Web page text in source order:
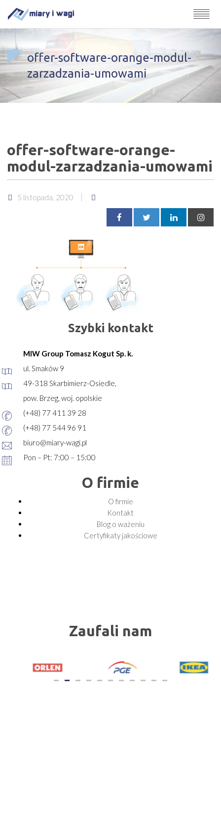
offer-software-orange-modul-
zarzadzania-umowami
offer-software-orange-
modul-zarzadzania-umowami
5 listopada, 2020
Szybki kontakt
MIW Group Tomasz Kogut Sp. k.
ul. Smaków 9
49-318 Skarbimierz-Osiedle,
pow. Brzeg, woj. opolskie
(+48) 77 411 39 28
(+48) 77 544 96 91
biuro@miary-wagi.pl
Pon – Pt: 7:00 – 15:00
O firmie
O firmie
Kontakt
Blog o ważeniu
Certyfikaty jakościowe
Zaufali nam